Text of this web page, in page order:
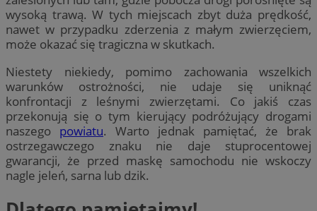
wysoką trawą. W tych miejscach zbyt duża prędkość,
nawet w przypadku zderzenia z małym zwierzęciem,
może okazać się tragiczna w skutkach.
Niestety niekiedy, pomimo zachowania wszelkich
warunków ostrożności, nie udaje się uniknąć
konfrontacji z leśnymi zwierzętami. Co jakiś czas
przekonują się o tym kierujący podróżujący drogami
naszego powiatu. Warto jednak pamiętać, że brak
ostrzegawczego znaku nie daje stuprocentowej
gwarancji, że przed maskę samochodu nie wskoczy
nagle jeleń, sarna lub dzik.